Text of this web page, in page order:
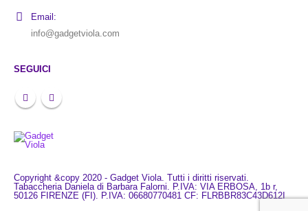
Email:
info@gadgetviola.com
SEGUICI
Copyright &copy 2020 - Gadget Viola. Tutti i diritti riservati.
Tabaccheria Daniela di Barbara Falorni. P.IVA: VIA ERBOSA, 1b r,
50126 FIRENZE (FI). P.IVA: 06680770481 CF: FLRBBR83C43D612I